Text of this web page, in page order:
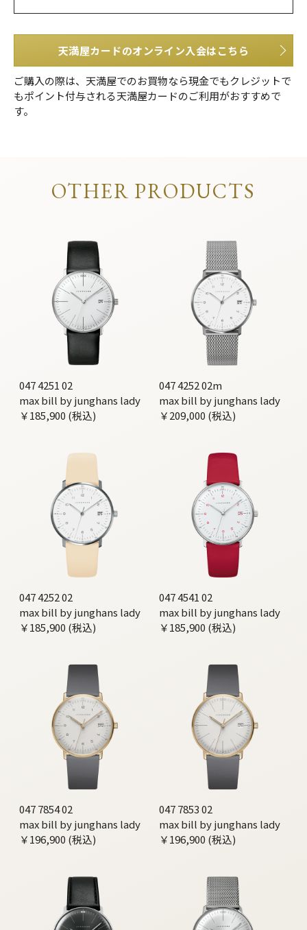
天満屋カードのオンライン入会はこちら
ご購入の際は、天満屋でのお買物なら現金でもクレジットで
もポイント付与される天満屋カードのご利用がおすすめで
す。
OTHER PRODUCTS
047 4251 02
max bill by junghans lady
￥185,900 (税込)
047 4252 02m
max bill by junghans lady
￥209,000 (税込)
047 4252 02
max bill by junghans lady
￥185,900 (税込)
047 4541 02
max bill by junghans lady
￥185,900 (税込)
047 7854 02
max bill by junghans lady
￥196,900 (税込)
047 7853 02
max bill by junghans lady
￥196,900 (税込)